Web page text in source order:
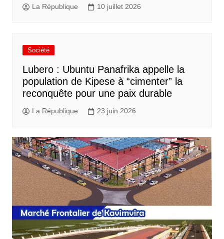
La République 10 juillet 2026
Société
Lubero : Ubuntu Panafrika appelle la
population de Kipese à “cimenter” la
reconquête pour une paix durable
La République 23 juin 2026